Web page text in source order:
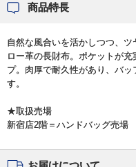
商品特長
自然な風合いを活かしつつ、
ロー革の長財布。ポケットが
プ。肉厚で耐久性があり、バ
す。
★取扱売場
新宿店2階＝ハンドバッグ売場